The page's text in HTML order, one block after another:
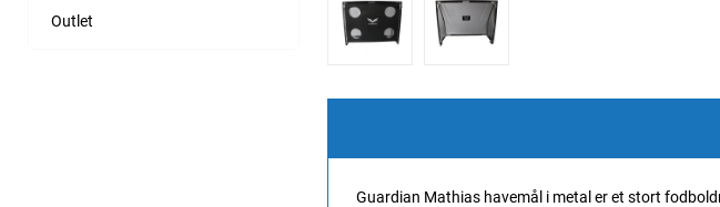
Outlet
Guardian Mathias havemål i metal er et stort